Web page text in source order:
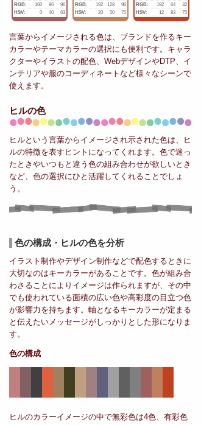
RGB: 160 96
96
HSV:
0 40 63
RGB: 192 128
96
HSV:
20 50 75
RGB: 192 64
32
HSV:
12 83 75
言葉からイメージされる色は、ブランドを作るキー
カラーやテーマカラーの選択にも便利です。キャラ
クターやイラストの配色、WebデザインやDTP、イ
ンテリアや服のコーディネートなど様々なシーンで
使えます。
ヒルの色
ヒルという言葉からイメージされ示された色は、ヒ
ルの特徴を表すヒントになってくれます。色で迷っ
たときやいつもと違う色の組み合わせが欲しいとき
など、色の選択にひと活躍してくれることでしょ
う。
色の構成・ヒルの色を分析
イラスト制作やデザイン制作などで配色するときに
大切なのはキーカラーがあることです。色が組み合
わさることによりイメージは作られますが、その中
でも使われている面積の広い色や高彩度の目立つ色
が影響力を持ちます。軸となるキーカラーが定まる
と伝えたいメッセージがしっかりとした形になりま
す。
色の構成
ヒルのカラーイメージの中で無彩色は4色、有彩色